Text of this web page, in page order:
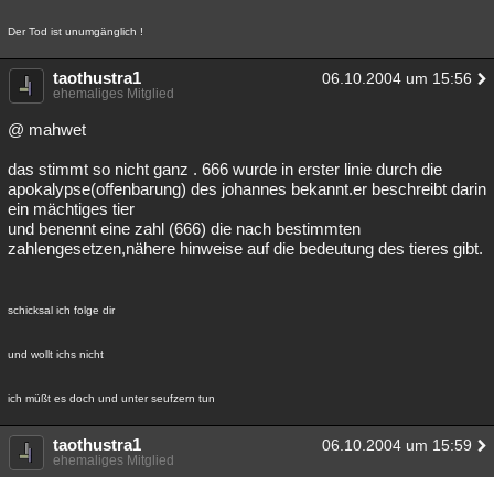
Der Tod ist unumgänglich !
taothustra1 06.10.2004 um 15:56
ehemaliges Mitglied
@ mahwet
das stimmt so nicht ganz . 666 wurde in erster linie durch die
apokalypse(offenbarung) des johannes bekannt.er beschreibt darin
ein mächtiges tier
und benennt eine zahl (666) die nach bestimmten
zahlengesetzen,nähere hinweise auf die bedeutung des tieres gibt.
schicksal ich folge dir
und wollt ichs nicht
ich müßt es doch und unter seufzern tun
taothustra1 06.10.2004 um 15:59
ehemaliges Mitglied